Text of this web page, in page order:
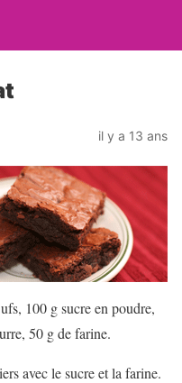
il y a 13 ans
100 g sucre en poudre,
50 g de farine.
avec le sucre et la farine.